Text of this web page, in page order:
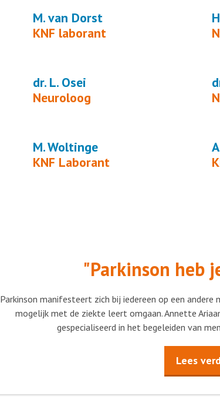
M. van Dorst
KNF laborant
dr. L. Osei
Neuroloog
M. Woltinge
KNF Laborant
"Parkinson heb
Parkinson manifesteert zich bij iedereen op een
mogelijk met de ziekte leert omgaan. Annette
gespecialiseerd in het begeleiden van
Lees